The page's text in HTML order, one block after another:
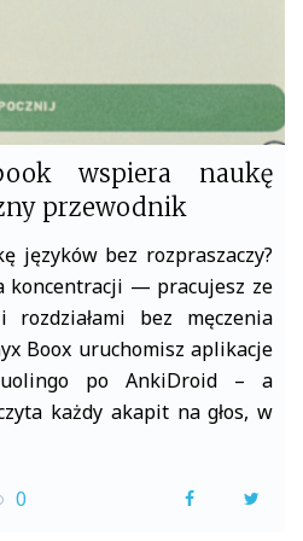
wspiera naukę
przewodnik
języków bez rozpraszaczy?
koncentracji — pracujesz ze
rozdziałami bez męczenia
Boox uruchomisz aplikacje
po AnkiDroid – a
każdy akapit na głos, w
0
F